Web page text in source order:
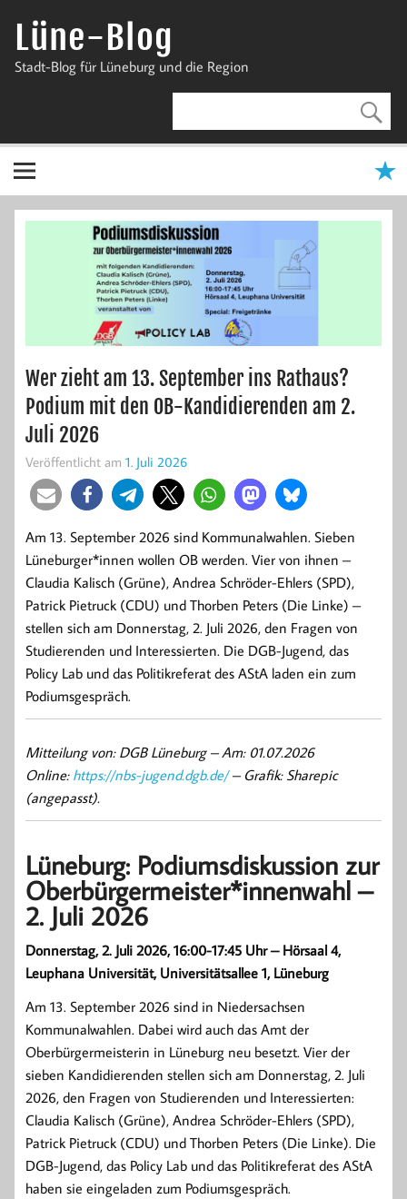
InhaltLüne-Blog
Stadt-Blog für Lüneburg und die Region
Wer zieht am 13. September ins Rathaus?
Podium mit den OB-Kandidierenden am 2.
Juli 2026
Veröffentlicht am 1. Juli 2026
Am 13. September 2026 sind Kommunalwahlen. Sieben
Lüneburger*innen wollen OB werden. Vier von ihnen –
Claudia Kalisch (Grüne), Andrea Schröder-Ehlers (SPD),
Patrick Pietruck (CDU) und Thorben Peters (Die Linke) –
stellen sich am Donnerstag, 2. Juli 2026, den Fragen von
Studierenden und Interessierten. Die DGB-Jugend, das
Policy Lab und das Politikreferat des AStA laden ein zum
Podiumsgespräch.
Mitteilung von: DGB Lüneburg –Am: 01.07.2026
Online: https://nbs-jugend.dgb.de/– Grafik: Sharepic
(angepasst).
Lüneburg: Podiumsdiskussion zur
Oberbürgermeister*innenwahl –
2. Juli 2026
Donnerstag, 2. Juli 2026, 16:00-17:45 Uhr – Hörsaal 4,
Leuphana Universität, Universitätsallee 1, Lüneburg
Am 13. September 2026 sind in Niedersachsen
Kommunalwahlen. Dabei wird auch das Amt der
Oberbürgermeisterin in Lüneburg neu besetzt. Vier der
sieben Kandidierenden stellen sich am Donnerstag, 2. Juli
2026, den Fragen von Studierenden und Interessierten:
Claudia Kalisch (Grüne), Andrea Schröder-Ehlers (SPD),
Patrick Pietruck (CDU) und Thorben Peters (Die Linke). Die
DGB-Jugend, das Policy Lab und das Politikreferat des AStA
haben sie eingeladen zum Podiumsgespräch.